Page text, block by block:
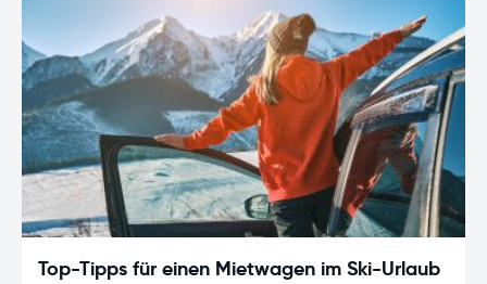
Top-Tipps für einen Mietwagen im Ski-Urlaub